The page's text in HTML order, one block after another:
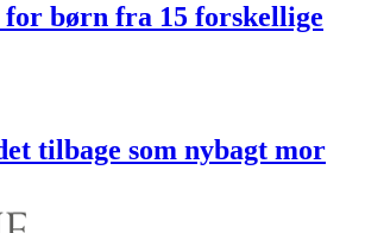
for børn fra 15 forskellige
tilbage som nybagt mor